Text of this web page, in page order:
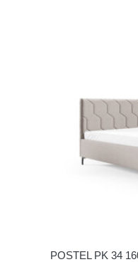
POSTEL PK 34